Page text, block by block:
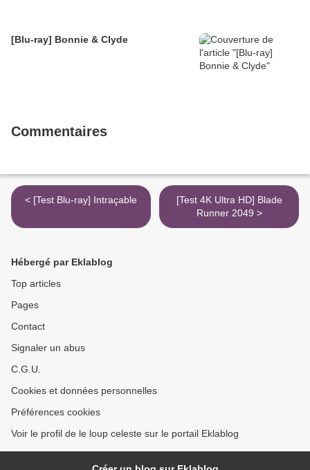
[Blu-ray] Bonnie & Clyde
Commentaires
< [Test Blu-ray] Intraçable
[Test 4K Ultra HD] Blade
Runner 2049 >
Hébergé par Eklablog
Top articles
Pages
Contact
Signaler un abus
C.G.U.
Cookies et données personnelles
Préférences cookies
Voir le profil de le loup celeste sur le portail Eklablog